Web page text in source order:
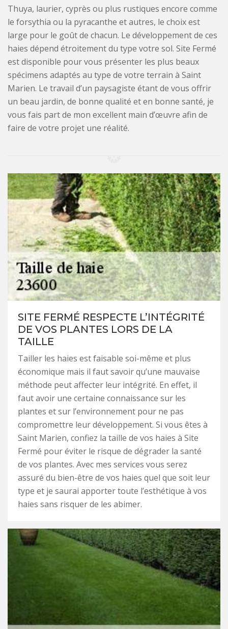
Thuya, laurier, cyprès ou plus rustiques encore comme
le forsythia ou la pyracanthe et autres, le choix est
large pour le goût de chacun. Le développement de ces
haies dépend étroitement du type votre sol. Site Fermé
est disponible pour vous présenter les plus beaux
spécimens adaptés au type de votre terrain à Saint
Marien. Le travail d’un paysagiste étant de vous offrir
un beau jardin, de bonne qualité et en bonne santé, je
vous fais part de mon excellent main d’œuvre afin de
faire de votre projet une réalité.
SITE FERMÉ RESPECTE L’INTÉGRITÉ
DE VOS PLANTES LORS DE LA
TAILLE
Tailler les haies est faisable soi-même et plus
économique mais il faut savoir qu’une mauvaise
méthode peut affecter leur intégrité. En effet, il
faut avoir une certaine connaissance sur les
plantes et sur l’environnement pour ne pas
compromettre leur développement. Si vous êtes à
Saint Marien, confiez la taille de vos haies à Site
Fermé pour éviter le risque de dégrader la santé
de vos plantes. Avec mes services vous serez
assuré du bien-être de vos haies quel que soit leur
type et je saurai apporter toute l’esthétique à vos
haies sans risquer de les abimer.